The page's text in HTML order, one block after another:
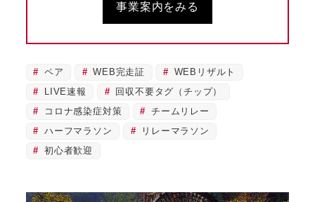
事業案内をみる
ペア WEB完走証
WEBリザルト
LIVE速報
回収不要タグ（チップ）
コロナ感染症対策
チームリレー
ハーフマラソン
リレーマラソン
初心者歓迎